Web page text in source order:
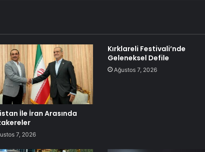
İle İran Arasında
7, 2026
Kırklareli Festivali’nde
Geleneksel Defile
Ağustos 7, 2026